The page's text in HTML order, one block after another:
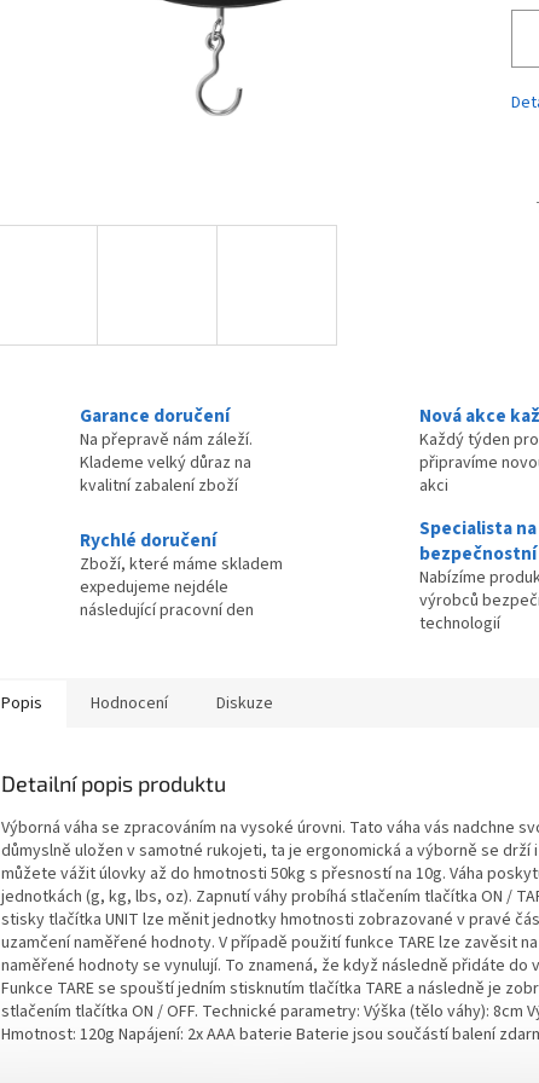
Garance doručení
Na přepravě nám záleží.
Klademe velký důraz na
kvalitní zabalení zboží
Nová akce
Každý týden
připravíme
akci
Rychlé doručení
Zboží, které máme skladem
expedujeme nejdéle
následující pracovní den
Specialista na
Nabízíme
výrobců
technologií
Popis Hodnocení Diskuze
Detailní popis produktu
Výborná váha se zpracováním na vysoké úrovni. Tato váha vás nadchne
důmyslně uložen v samotné rukojeti, ta je ergonomická a výborně se
můžete vážit úlovky až do hmotnosti 50kg s přesností na 10g. Váha
jednotkách (g, kg, lbs, oz). Zapnutí váhy probíhá stlačením tlačítka ON /
stisky tlačítka UNIT lze měnit jednotky hmotnosti zobrazované v pravé
uzamčení naměřené hodnoty. V případě použití funkce TARE lze zavěsit
naměřené hodnoty se vynulují. To znamená, že když následně přidáte do
Funkce TARE se spouští jedním stisknutím tlačítka TARE a následně je
stlačením tlačítka ON / OFF. Technické parametry: Výška (tělo váhy): 8cm
Hmotnost: 120g Napájení: 2x AAA baterie Baterie jsou součástí balení